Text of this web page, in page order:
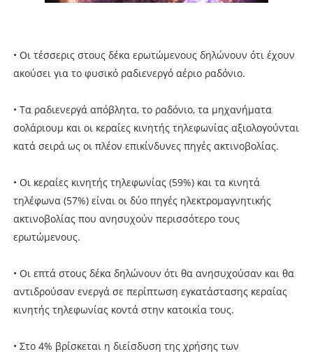
• Οι τέσσερις στους δέκα ερωτώμενους δηλώνουν ότι έχουν
ακούσει για το φυσικό ραδιενεργό αέριο ραδόνιο.
• Τα ραδιενεργά απόβλητα, το ραδόνιο, τα μηχανήματα
σολάριουμ και οι κεραίες κινητής τηλεφωνίας αξιολογούνται
κατά σειρά ως οι πλέον επικίνδυνες πηγές ακτινοβολίας.
• Οι κεραίες κινητής τηλεφωνίας (59%) και τα κινητά
τηλέφωνα (57%) είναι οι δύο πηγές ηλεκτρομαγνητικής
ακτινοβολίας που ανησυχούν περισσότερο τους
ερωτώμενους.
• Οι επτά στους δέκα δηλώνουν ότι θα ανησυχούσαν και θα
αντιδρούσαν ενεργά σε περίπτωση εγκατάστασης κεραίας
κινητής τηλεφωνίας κοντά στην κατοικία τους.
• Στο 4% βρίσκεται η διείσδυση της χρήσης των